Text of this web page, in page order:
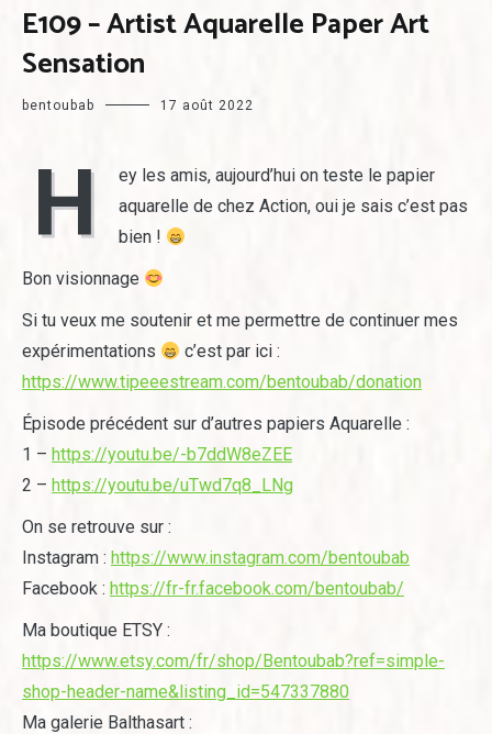
E109 – Artist Aquarelle Paper Art
Sensation
bentoubab 17 août 2022
H
ey les amis, aujourd’hui on teste le papier
aquarelle de chez Action, oui je sais c’est pas
bien !
Bon visionnage
Si tu veux me soutenir et me permettre de continuer mes
expérimentations
c’est par ici :
https://www.tipeeestream.com/bentoubab/donation
Épisode précédent sur d’autres papiers Aquarelle :
1 – https://youtu.be/-b7ddW8eZEE
2 – https://youtu.be/uTwd7q8_LNg
On se retrouve sur :
Instagram : https://www.instagram.com/bentoubab
Facebook : https://fr-fr.facebook.com/bentoubab/
Ma boutique ETSY :
https://www.etsy.com/fr/shop/Bentoubab?ref=simple-
shop-header-name&listing_id=547337880
Ma galerie Balthasart :